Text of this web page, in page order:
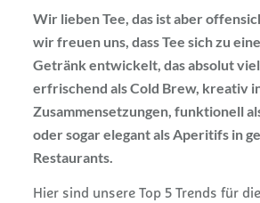
Wir lieben Tee, das ist aber
wir freuen uns, dass Tee sich zu
Getränk entwickelt, das absolut
erfrischend als Cold Brew, kreativ
Zusammensetzungen, funktionell
oder sogar elegant als Aperitifs in
Restaurants.
Hier sind unsere Top 5 Trends für